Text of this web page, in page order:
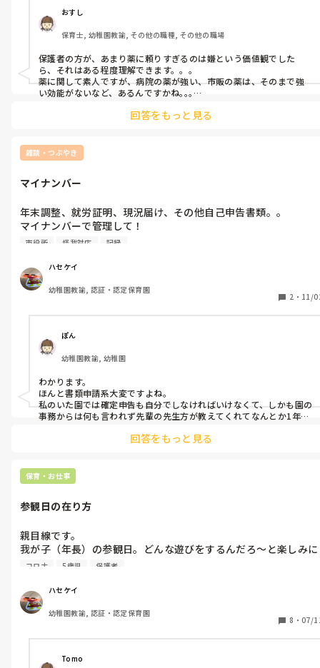
病院行かない理由って何ですかね？
ひどくなって何度も通わないといけなくなる未来が見えないんで
すかね。。
おすし
保育士, 幼稚園教諭, その他の職種, その他の職場
保護者の方が、あまり薬に頼りすぎるのは嫌という価値観でした
ら、それはある程度理解できます。。。
薬に関して素人ですが、病院の薬が強い、市販の薬は、そのまで強
い効能がないなど、あるんですかね｡｡｡
コレ思うと、自分が疲れるだけなので、考えないことが1番なのかな
回答をもっと見る
雑談・つぶやき
マイナンバー
年末調整、就労証明、現況届け、その他自己申告書類。。
マイナンバーで管理して！
マイナンバー入力して役場だけが知る秘密の暗号入れたらその人
書類書くの手間！平日動けん！催促早い！
マイナンバー、そうゆう手間省ける仕組みなら応援する。
市役所 怪我対応 記録
ハセケイ
幼稚園教諭, 認証・認定保育園
2 ・ 11/
ぽん
幼稚園教諭, 幼稚園
わかります。
ほんと書類申請系大変ですよね。
私のいた園では確定申告も自分でしなければいけなくて、しかも園の
事務からは何も言われず先輩の先生方が教えてくれてなんとか1年目
回答をもっと見る
保育・お仕事
参観日の在り方
親目線です。
我が子（年長）の参観日。どんな遊びをするんだろ〜と楽しみに
して行ったら
いやいや、それ、参観じゃなくてよくないすか？
運動会や発表会でよくないすか？
参観日って、先生の設定される保育で自分の子が先生やお友達と
どう関わってるんかな〜とか、ちゃんと思いを出せてるかな〜と
か、
園でしか見れない我が子の姿を見たいわけじゃないですか。
コロナ 5歳児 保護者
ハセケイ
幼稚園教諭, 認証・認定保育園
8 ・ 07/
Tomo